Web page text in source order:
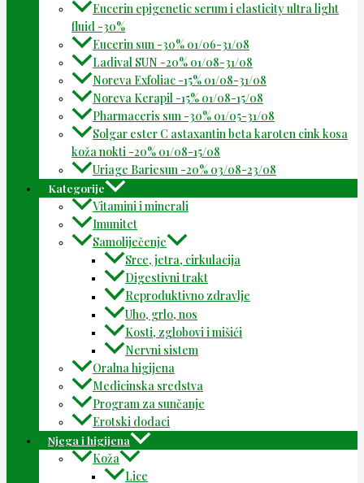
Eucerin epigenetic serum i elasticity ultra light
fluid -30%
Eucerin sun -30% 01/06-31/08
Ladival SUN -20% 01/08-31/08
Noreva Exfoliac -15% 01/08-31/08
Noreva Kerapil -15% 01/08-15/08
Pharmaceris sun -30% 01/05-31/08
Solgar ester C astaxantin beta karoten cink kosa
koža nokti -20% 01/08-15/08
Uriage Bariesun -20% 03/08-23/08
Kategorije
Vitamini i minerali
Imunitet
Samoliječenje
Srce, jetra, cirkulacija
Digestivni trakt
Reproduktivno zdravlje
Uho, grlo, nos
Kosti, zglobovi i mišići
Nervni sistem
Oralna higijena
Medicinska sredstva
Program za sunčanje
Erotski dodaci
Njega i higijena
Koža
Lice